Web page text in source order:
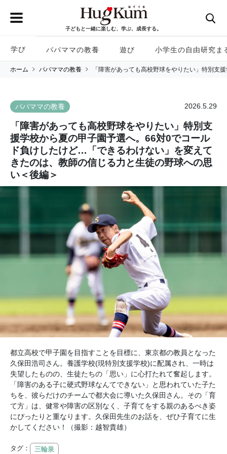
子どもと一緒に楽しむ、学ぶ、成長する。
学び パパママの教養 遊び 小学生の自由研究ま
ホーム パパママの教養 「障害があっても高校野球をやりたい」特別
パパママの教養 2026.5.29
「障害があっても高校野球をやりたい」特別支
援学校から夏の甲子園予選へ。66対0でコール
ド負けしたけど…「できるわけない」を変えて
きたのは、教師の信じる力と生徒の野球への思
い＜後編＞
都立高校で甲子園を目指すことを目標に、東京都の教員となった
久保田浩司さん。養護学校(現特別支援学校)に配属され、一時は
失望したものの、生徒たちの「思い」に心打たれて奮起します。
「障害のある子に硬式野球なんてできない」と思われていた子た
ちを、彼らだけのチームで都大会に導いた久保田さん。その「育
て方」は、健常や障害の区別なく、子育てをする親のあるべき姿
にぴったりと重なります。久保田先生のお話を、ぜひ子育てに生
かしてください！（撮影：越智貴雄）
タグ： 三輪泉